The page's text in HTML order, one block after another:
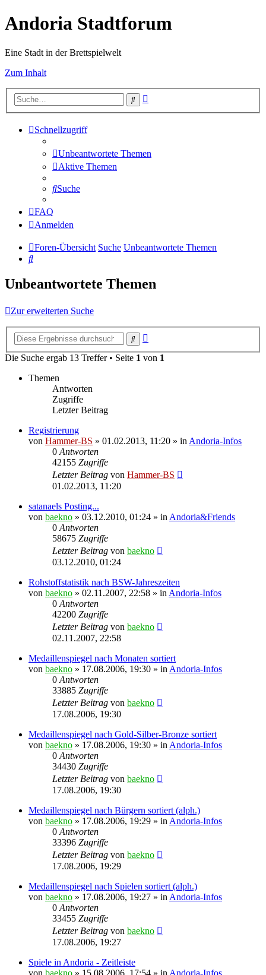
Andoria Stadtforum
Eine Stadt in der Brettspielwelt
Zum Inhalt
Suche
Schnellzugriff
Unbeantwortete Themen
Aktive Themen
Suche
FAQ
Anmelden
Foren-Übersicht Suche Unbeantwortete Themen
Suche
Unbeantwortete Themen
Zur erweiterten Suche
Suche
Die Suche ergab 13 Treffer • Seite 1 von 1
Themen
Antworten
Zugriffe
Letzter Beitrag
Registrierung
von Hammer-BS » 01.02.2013, 11:20 » in Andoria-Infos
0 Antworten
42155 Zugriffe
Letzter Beitrag von Hammer-BS
01.02.2013, 11:20
satanaels Posting...
von baekno » 03.12.2010, 01:24 » in Andoria&Friends
0 Antworten
58675 Zugriffe
Letzter Beitrag von baekno
03.12.2010, 01:24
Rohstoffstatistik nach BSW-Jahreszeiten
von baekno » 02.11.2007, 22:58 » in Andoria-Infos
0 Antworten
42200 Zugriffe
Letzter Beitrag von baekno
02.11.2007, 22:58
Medaillenspiegel nach Monaten sortiert
von baekno » 17.08.2006, 19:30 » in Andoria-Infos
0 Antworten
33885 Zugriffe
Letzter Beitrag von baekno
17.08.2006, 19:30
Medaillenspiegel nach Gold-Silber-Bronze sortiert
von baekno » 17.08.2006, 19:30 » in Andoria-Infos
0 Antworten
34430 Zugriffe
Letzter Beitrag von baekno
17.08.2006, 19:30
Medaillenspiegel nach Bürgern sortiert (alph.)
von baekno » 17.08.2006, 19:29 » in Andoria-Infos
0 Antworten
33396 Zugriffe
Letzter Beitrag von baekno
17.08.2006, 19:29
Medaillenspiegel nach Spielen sortiert (alph.)
von baekno » 17.08.2006, 19:27 » in Andoria-Infos
0 Antworten
33455 Zugriffe
Letzter Beitrag von baekno
17.08.2006, 19:27
Spiele in Andoria - Zeitleiste
von baekno » 15.08.2006, 17:54 » in Andoria-Infos